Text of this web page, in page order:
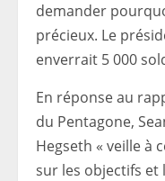
demander
précieux. Le
enverrait 5 000
En réponse au
du Pentagone,
Hegseth « veille à
sur les objectifs et